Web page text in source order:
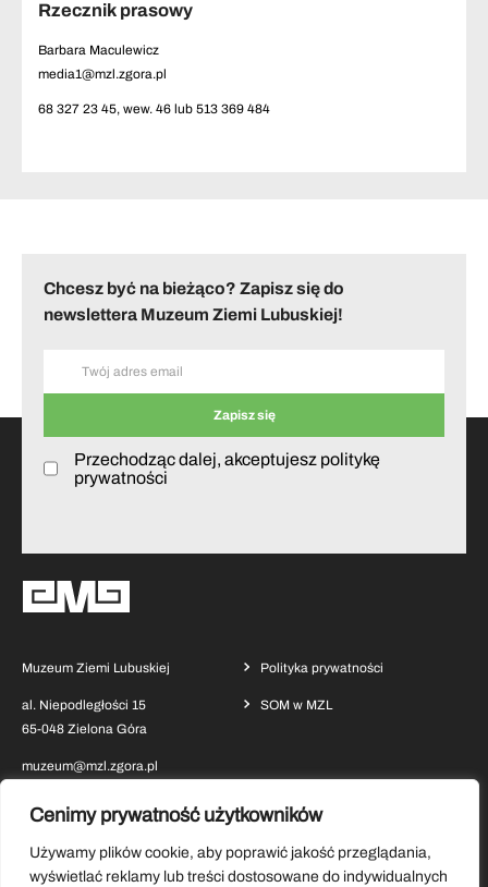
Cenimy prywatność użytkowników
Używamy plików cookie, aby poprawić jakość przeglądania,
wyświetlać reklamy lub treści dostosowane do indywidualnych
Rzecznik prasowy
Barbara Maculewicz
media1@mzl.zgora.pl
68 327 23 45, wew. 46 lub 513 369 484
Chcesz być na bieżąco? Zapisz się do
newslettera Muzeum Ziemi Lubuskiej!
Przechodząc dalej, akceptujesz politykę
prywatności
Muzeum Ziemi Lubuskiej
al. Niepodległości 15
65-048 Zielona Góra
muzeum@mzl.zgora.pl
Polityka prywatności
SOM w MZL